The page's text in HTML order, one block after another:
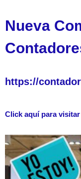
Nueva
https://
Click aquí para